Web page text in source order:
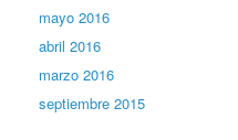
mayo 2016
abril 2016
marzo 2016
septiembre 2015